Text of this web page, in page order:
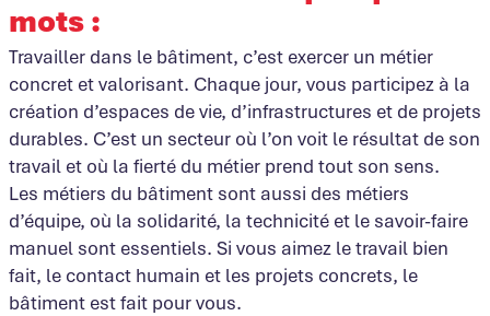
mots :
Travailler dans le bâtiment, c’est exercer un métier
concret et valorisant. Chaque jour, vous participez à la
création d’espaces de vie, d’infrastructures et de projets
durables. C’est un secteur où l’on voit le résultat de son
travail et où la fierté du métier prend tout son sens.
Les métiers du bâtiment sont aussi des métiers
d’équipe, où la solidarité, la technicité et le savoir-faire
manuel sont essentiels. Si vous aimez le travail bien
fait, le contact humain et les projets concrets, le
bâtiment est fait pour vous.